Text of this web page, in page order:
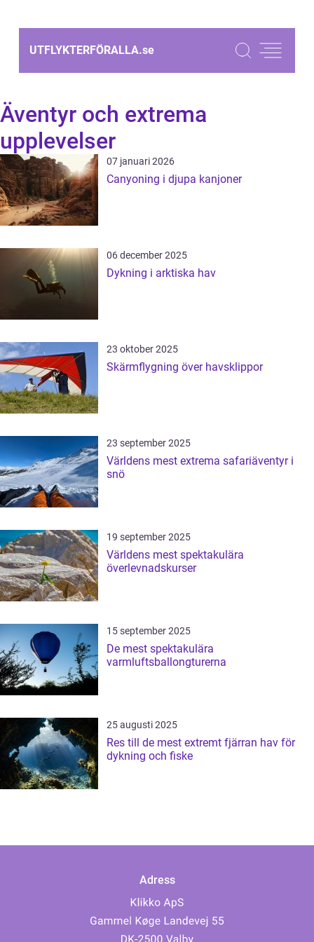
UTFLYKTERFÖRALLA.se
Äventyr och extrema
upplevelser
07 januari 2026
Canyoning i djupa kanjoner
06 december 2025
Dykning i arktiska hav
23 oktober 2025
Skärmflygning över havsklippor
23 september 2025
Världens mest extrema safariäventyr i
snö
19 september 2025
Världens mest spektakulära
överlevnadskurser
15 september 2025
De mest spektakulära
varmluftsballongturerna
25 augusti 2025
Res till de mest extremt fjärran hav för
dykning och fiske
Adress